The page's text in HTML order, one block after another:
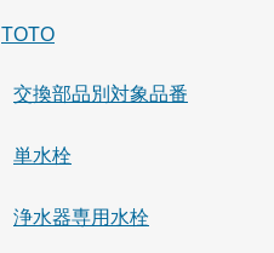
TOTO
交換部品別対象品番
単水栓
浄水器専用水栓